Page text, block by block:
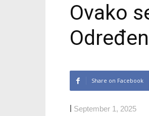
Ovako
Share on Facebook
| September 1, 2025